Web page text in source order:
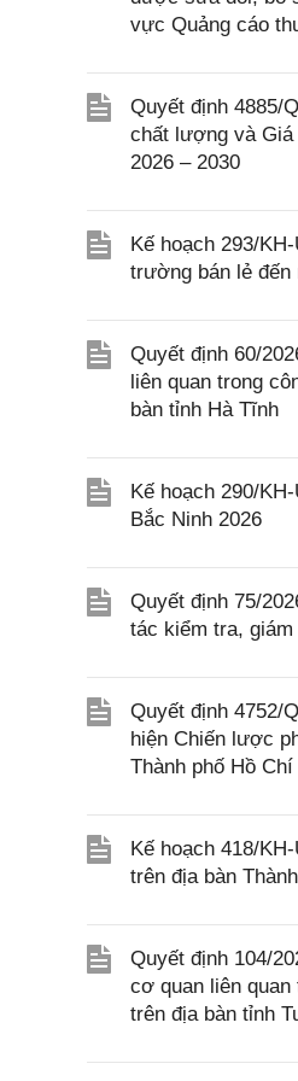
vực Quảng cáo
Quyết định 4885/
chất lượng và Giá
2026 – 2030
Kế hoạch 293/
trường bán lẻ đến
Quyết định 60/
liên quan trong
bàn tỉnh Hà Tĩnh
Kế hoạch 290/
Bắc Ninh 2026
Quyết định 75/
tác kiểm tra,
Quyết định 4752/
hiện Chiến lược
Thành phố Hồ
Kế hoạch 418/
trên địa bàn
Quyết định 104/
cơ quan liên
trên địa bàn tỉnh